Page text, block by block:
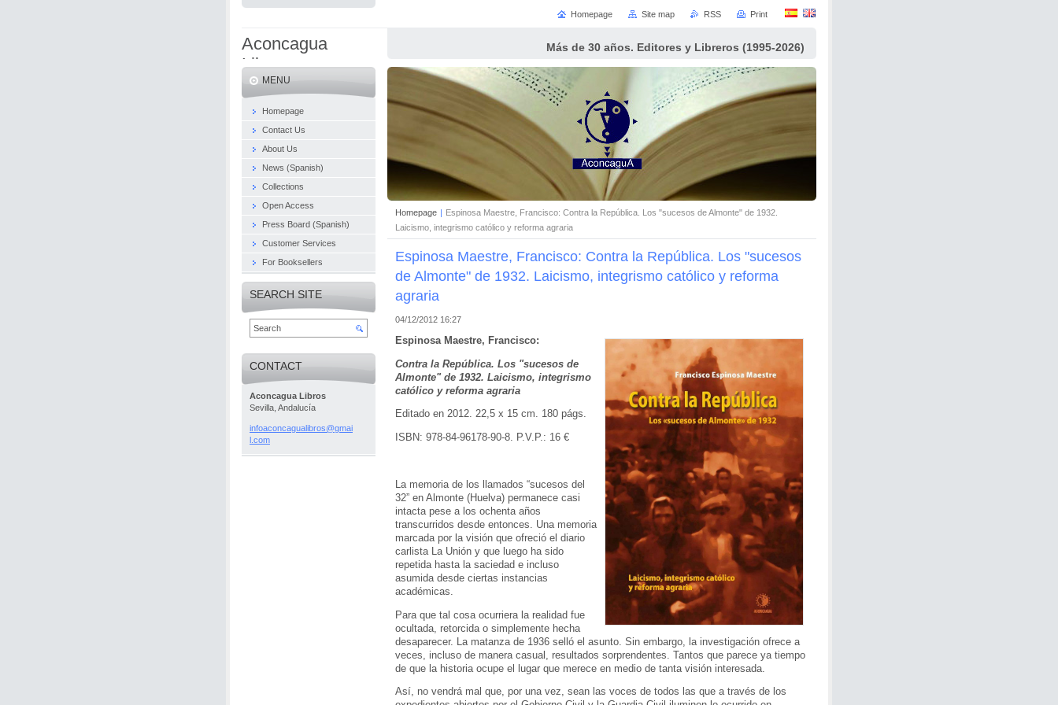
Aconcagua
Libros
Más de 30 años. Editores y Libreros (1995-2026)
Homepage | Espinosa Maestre, Francisco: Contra la República. Los "sucesos de Almonte" de 1932.
Laicismo, integrismo católico y reforma agraria
Espinosa Maestre, Francisco: Contra la República. Los "sucesos
de Almonte" de 1932. Laicismo, integrismo católico y reforma
agraria
04/12/2012 16:27
Espinosa Maestre, Francisco:
Contra la República. Los "sucesos de
Almonte" de 1932. Laicismo, integrismo
católico y reforma agraria
Editado en 2012. 22,5 x 15 cm. 180 págs.
ISBN: 978-84-96178-90-8. P.V.P.: 16 €
La memoria de los llamados “sucesos del
32” en Almonte (Huelva) permanece casi
intacta pese a los ochenta años
transcurridos desde entonces. Una memoria
marcada por la visión que ofreció el diario
carlista La Unión y que luego ha sido
repetida hasta la saciedad e incluso
asumida desde ciertas instancias
académicas.
Para que tal cosa ocurriera la realidad fue
ocultada, retorcida o simplemente hecha
desaparecer. La matanza de 1936 selló el asunto. Sin embargo, la investigación ofrece a
veces, incluso de manera casual, resultados sorprendentes. Tantos que parece ya tiempo
de que la historia ocupe el lugar que merece en medio de tanta visión interesada.
Así, no vendrá mal que, por una vez, sean las voces de todos las que a través de los
MENU
Homepage
Contact Us
About Us
News (Spanish)
Collections
Open Access
Press Board (Spanish)
Customer Services
For Booksellers
SEARCH SITE
CONTACT
Aconcagua Libros
Sevilla, Andalucía
infoaconcagualibros@gmai
l.com
Homepage Site map RSS Print